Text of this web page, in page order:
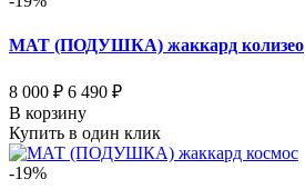
МАТ (ПОДУШКА) жаккард колизео
8 000 ₽ 6 490 ₽
В корзину
Купить в один клик
-19%